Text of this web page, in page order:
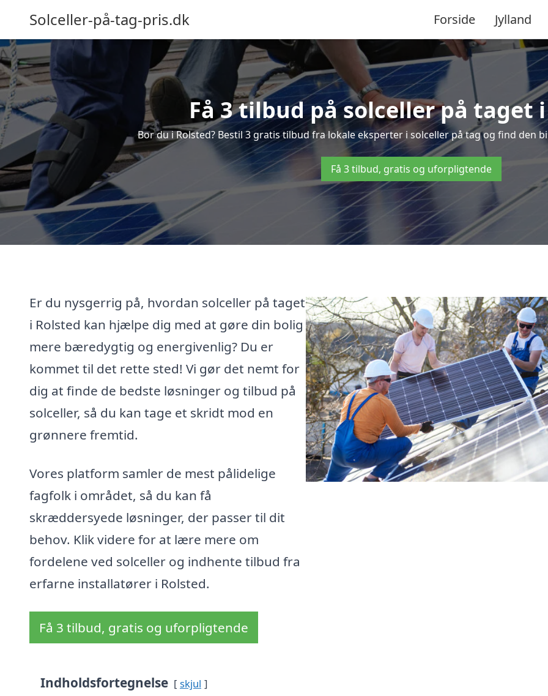
Solceller-på-tag-pris.dk Forside Jylland
Få 3 tilbud på solceller på taget
Bor du i Rolsted? Bestil 3 gratis tilbud fra lokale eksperter i solceller på tag og find den
Få 3 tilbud, gratis og uforpligtende
Er du nysgerrig på, hvordan solceller på taget
i Rolsted kan hjælpe dig med at gøre din bolig
mere bæredygtig og energivenlig? Du er
kommet til det rette sted! Vi gør det nemt for
dig at finde de bedste løsninger og tilbud på
solceller, så du kan tage et skridt mod en
grønnere fremtid.
Vores platform samler de mest pålidelige
fagfolk i området, så du kan få
skræddersyede løsninger, der passer til dit
behov. Klik videre for at lære mere om
fordelene ved solceller og indhente tilbud fra
erfarne installatører i Rolsted.
Få 3 tilbud, gratis og uforpligtende
Indholdsfortegnelse skjul